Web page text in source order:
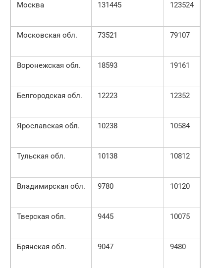
Москва 131445 123524
Московская обл. 73521 79107
Воронежская обл. 18593 19161
Белгородская обл. 12223 12352
Ярославская обл. 10238 10584
Тульская обл. 10138 10812
Владимирская обл. 9780 10120
Тверская обл. 9445 10075
Брянская обл. 9047 9480